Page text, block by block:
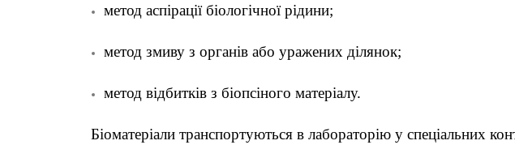
метод аспірації біологічної рідини;
метод змиву з органів або уражених ділянок;
метод відбитків з біопсіного матеріалу.
Біоматеріали транспортуються в лабораторію у спеціальних